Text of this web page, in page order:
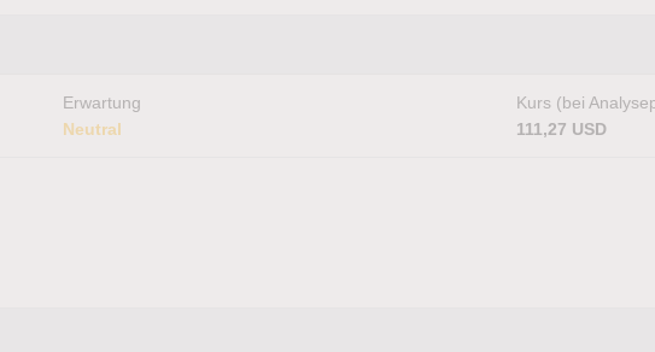
Erwartung
Neutral
Kurs (bei
111,27 USD